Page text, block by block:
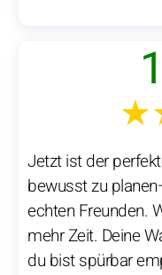
Jetzt ist der
bewusst zu
echten Freunden.
mehr Zeit. Deine
du bist spürbar